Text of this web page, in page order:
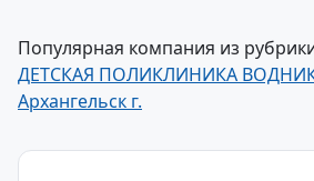
Популярная компания из
ДЕТСКАЯ ПОЛИКЛИНИКА
Архангельск г.